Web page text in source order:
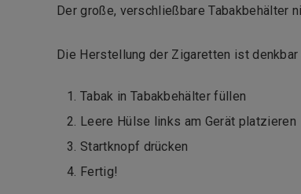
Der große, verschließbare Tabakbehälter
Die Herstellung der Zigaretten ist denkbar
Tabak in Tabakbehälter füllen
Leere Hülse links am Gerät platzieren
Startknopf drücken
Fertig!